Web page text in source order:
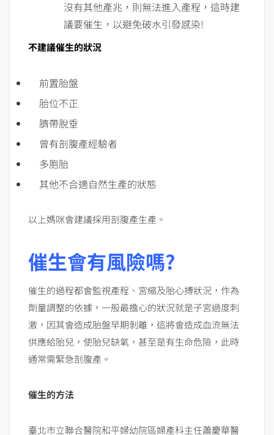
沒有其他產兆，則無法進入產程，這時建
議要催生，以避免破水引發感染!
不建議催生的狀況
前置胎盤
胎位不正
臍帶脫垂
曾有剖腹產經驗者
多胞胎
其他不合適自然生產的狀態
以上媽咪會建議採用剖腹產生產。
催生會有風險嗎?
催生的過程都會監視產程、宮縮及胎心搏狀況，作為
劑量調整的依據，一般最擔心的狀況就是子宮過度刺
激，因其會造成胎盤早期剝離，這將會造成血流無法
供應給胎兒，使胎兒缺氧，甚至是有生命危險，此時
通常需緊急剖腹產。
催生的方法
臺北市立聯合醫院和平婦幼院區婦產科主任蕭慶華醫